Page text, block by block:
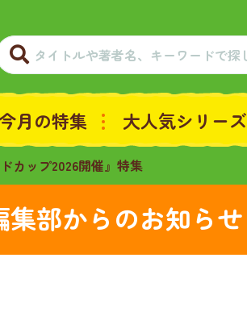
月の特集 大人気シリーズ
ドカップ2026開催』特集
集部からのお知らせ